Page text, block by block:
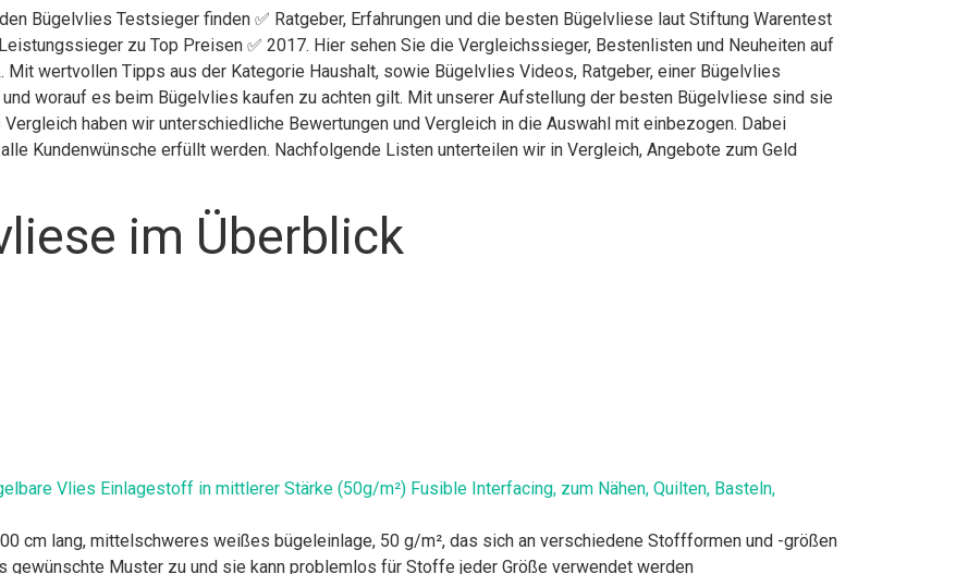
Bügelvlies Testsieger finden ✅ Ratgeber, Erfahrungen und die besten Bügelvliese laut Stiftung Warentest
zu Top Preisen ✅ 2017. Hier sehen Sie die Vergleichssieger, Bestenlisten und Neuheiten auf
Mit wertvollen Tipps aus der Kategorie Haushalt, sowie Bügelvlies Videos, Ratgeber, einer Bügelvlies
worauf es beim Bügelvlies kaufen zu achten gilt. Mit unserer Aufstellung der besten Bügelvliese sind sie
haben wir unterschiedliche Bewertungen und Vergleich in die Auswahl mit einbezogen. Dabei
Kundenwünsche erfüllt werden. Nachfolgende Listen unterteilen wir in Vergleich, Angebote zum Geld
im Überblick
Vlies Einlagestoff in mittlerer Stärke (50g/m²) Fusible Interfacing, zum Nähen, Quilten, Basteln,
cm lang, mittelschweres weißes bügeleinlage, 50 g/m², das sich an verschiedene Stoffformen und -größen
gewünschte Muster zu und sie kann problemlos für Stoffe jeder Größe verwendet werden